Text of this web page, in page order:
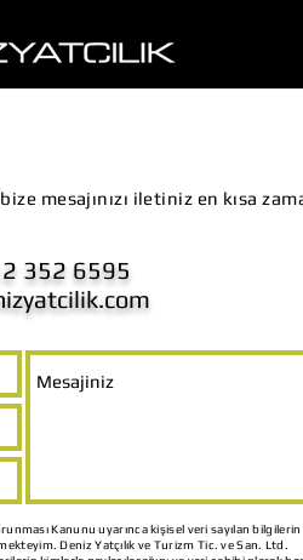
mesajınızı iletiniz en kısa
352 6595
Kanunu uyarınca kişisel veri sayılan bilgilerin
Deniz Yatçılık ve Turizm Tic. ve San. Ltd.